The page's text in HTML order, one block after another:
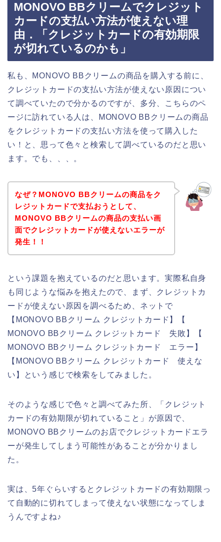
MONOVO BBクリームでクレジット
カードの支払い方法が使えない理
由．「クレジットカードの有効期限
が切れているのかも」
私も、MONOVO BBクリームの商品を購入する前に、
クレジットカードの支払い方法が使えない原因につい
て調べていたので分かるのですが、多分、こちらのペ
ージに訪れている人は、MONOVO BBクリームの商品
をクレジットカードの支払い方法を使って購入した
い！と、思って色々と検索して調べているのだと思い
ます。でも、、、。
なぜ？MONOVO BBクリームの商品をク
レジットカードで支払おうとして、
MONOVO BBクリームの商品の支払い画
面でクレジットカードが使えないエラーが
発生！！
という課題を抱えているのだと思います。実際私自身
も同じような悩みを抱えたので、まず、クレジットカ
ードが使えない原因を調べるため、ネットで
【MONOVO BBクリーム クレジットカード】【
MONOVO BBクリーム クレジットカード 失敗】【
MONOVO BBクリーム クレジットカード エラー】
【MONOVO BBクリーム クレジットカード 使えな
い】という感じで検索をしてみました。
そのような感じで色々と調べてみた所、「クレジット
カードの有効期限が切れていること」が原因で、
MONOVO BBクリームのお店でクレジットカードエラ
ーが発生してしまう可能性があることが分かりまし
た。
実は、5年ぐらいするとクレジットカードの有効期限っ
て自動的に切れてしまって使えない状態になってしま
うんですよね♪